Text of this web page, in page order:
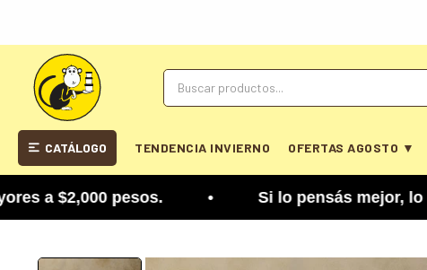
CATÁLOGO TENDENCIA INVIERNO OFERTAS AGOSTO ▼
$2,000 pesos. • Si lo pensás mejor, lo podés